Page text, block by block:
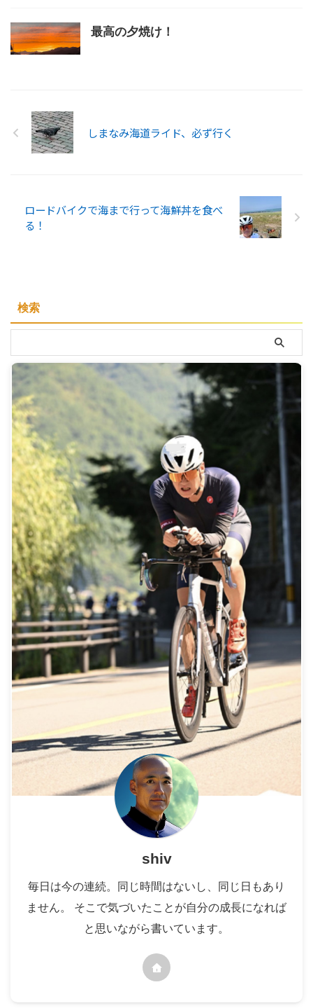
最高の夕焼け！
しまなみ海道ライド、必ず行く
ロードバイクで海まで行って海鮮丼を食べ
る！
検索
shiv
毎日は今の連続。同じ時間はないし、同じ日もあり
ません。 そこで気づいたことが自分の成長になれば
と思いながら書いています。